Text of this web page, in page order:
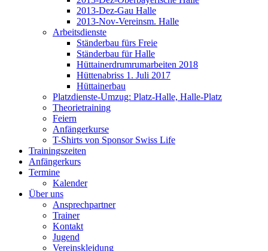
2013-Dez-Gau Halle
2013-Nov-Vereinsm. Halle
Arbeitsdienste
Ständerbau fürs Freie
Ständerbau für Halle
Hüttainerdrumrumarbeiten 2018
Hüttenabriss 1. Juli 2017
Hüttainerbau
Platzdienste-Umzug: Platz-Halle, Halle-Platz
Theorietraining
Feiern
Anfängerkurse
T-Shirts von Sponsor Swiss Life
Trainingszeiten
Anfängerkurs
Termine
Kalender
Über uns
Ansprechpartner
Trainer
Kontakt
Jugend
Vereinskleidung